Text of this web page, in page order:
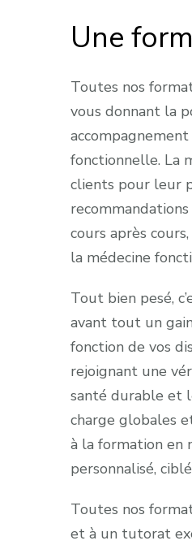
Une
Toutes nos
vous donnant la
fonctionnelle. La
clients pour leur
cours après
la médecine
Tout bien pesé,
avant tout un
fonction de vos
rejoignant une
santé durable et
charge globales
à la formation en
personnalisé,
Toutes nos
et à un tutorat